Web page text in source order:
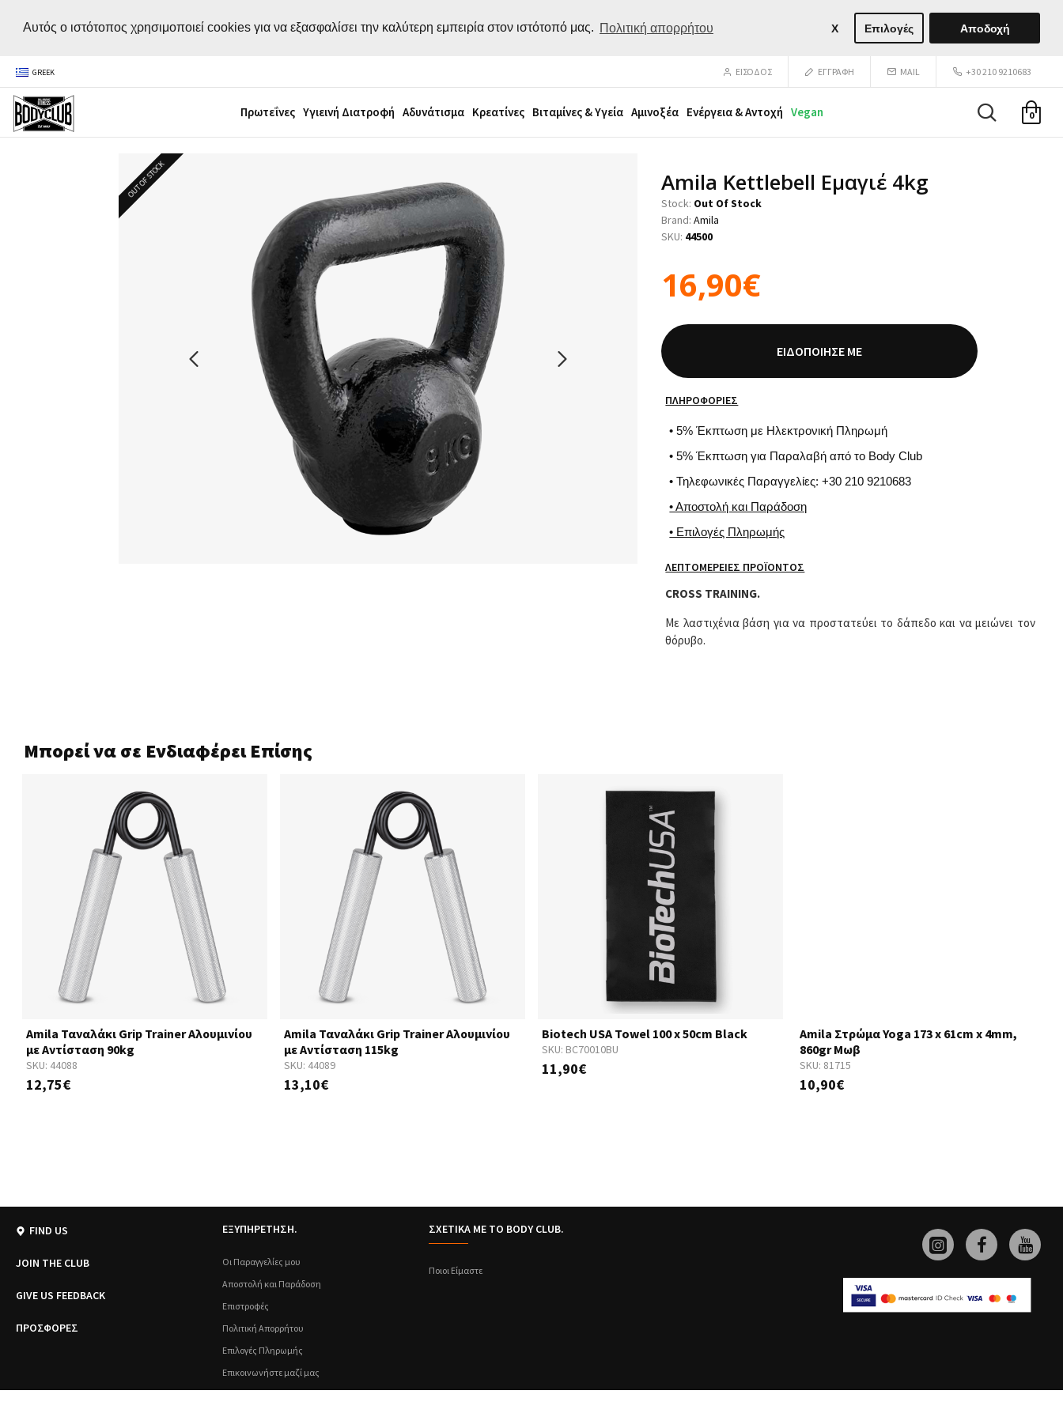
Αυτός ο ιστότοπος χρησιμοποιεί cookies για να εξασφαλίσει την καλύτερη εμπειρία στον ιστότοπό μας. Πολιτική απορρήτου X Επιλογές Αποδοχή
GREEK ΕΙΣΟΔΟΣ ΕΓΓΡΑΦΉ MAIL +30 210 9210683
Πρωτεΐνες Υγιεινή Διατροφή Αδυνάτισμα Κρεατίνες Βιταμίνες & Υγεία Αμινοξέα Ενέργεια & Αντοχή Vegan 0
OUT OF STOCK Amila Kettlebell Εμαγιέ 4kg
Stock: Out Of Stock
Brand: Amila
SKU: 44500
16,90€
ΕΙΔΟΠΟΊΗΣΈ ΜΕ
ΠΛΗΡΟΦΟΡΊΕΣ
• 5% Έκπτωση με Ηλεκτρονική Πληρωμή
• 5% Έκπτωση για Παραλαβή από το Body Club
• Τηλεφωνικές Παραγγελίες: +30 210 9210683
• Αποστολή και Παράδοση
• Επιλογές Πληρωμής
ΛΕΠΤΟΜΈΡΕΙΕΣ ΠΡΟΪΌΝΤΟΣ
CROSS TRAINING.
Με λαστιχένια βάση για να προστατεύει το δάπεδο και να μειώνει τον
θόρυβο.
Μπορεί να σε Ενδιαφέρει Επίσης
SKU: 44088
Amila Ταναλάκι Grip Trainer Αλουμινίου
με Αντίσταση 90kg
12,75€
SKU: 44089
Amila Ταναλάκι Grip Trainer Αλουμινίου
με Αντίσταση 115kg
13,10€
SKU: BC70010BU
Biotech USA Towel 100 x 50cm Black
11,90€ SKU: 81715
Amila Στρώμα Yoga 173 x 61cm x 4mm,
860gr Μωβ
10,90€
FIND US
JOIN THE CLUB
GIVE US FEEDBACK
ΠΡΟΣΦΟΡΕΣ
ΕΞΥΠΗΡΕΤΗΣΗ.
Οι Παραγγελίες μου
Αποστολή και Παράδοση
Επιστροφές
Πολιτική Απορρήτου
Επιλογές Πληρωμής
Επικοινωνήστε μαζί μας
ΣΧΕΤΙΚΑ ΜΕ ΤΟ BODY CLUB.
Ποιοι Είμαστε